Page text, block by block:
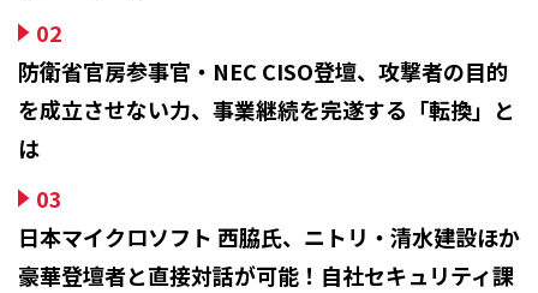
02
防衛省官房参事官・NEC CISO登壇、攻撃者の目的
を成立させない力、事業継続を完遂する「転換」と
は
03
日本マイクロソフト 西脇氏、ニトリ・清水建設ほか
豪華登壇者と直接対話が可能！自社セキュリティ課